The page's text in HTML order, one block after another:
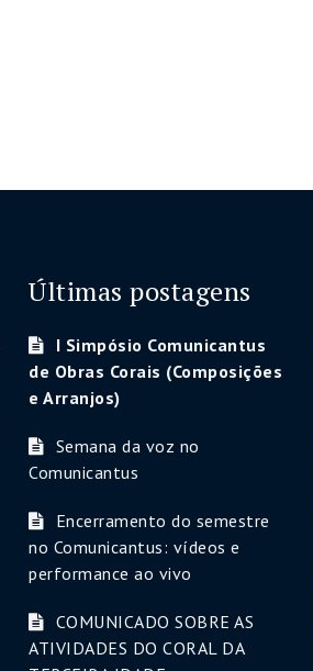
Últimas postagens
I Simpósio Comunicantus
de Obras Corais (Composições
e Arranjos)
Semana da voz no
Comunicantus
Encerramento do semestre
no Comunicantus: vídeos e
performance ao vivo
COMUNICADO SOBRE AS
ATIVIDADES DO CORAL DA